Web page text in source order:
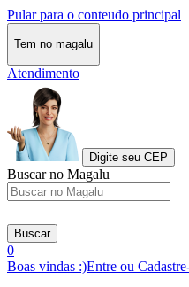
Pular para o conteudo principal
Tem no magalu
Atendimento
Digite seu CEP
Buscar no Magalu
Buscar
0
Boas vindas :)Entre ou